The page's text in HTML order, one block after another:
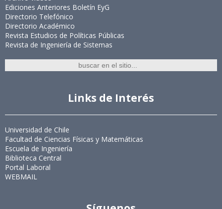
Ediciones Anteriores Boletín EyG
Directorio Telefónico
Directorio Académico
Revista Estudios de Políticas Públicas
Revista de Ingeniería de Sistemas
Links de Interés
Universidad de Chile
Facultad de Ciencias Físicas y Matemáticas
Escuela de Ingeniería
Biblioteca Central
Portal Laboral
WEBMAIL